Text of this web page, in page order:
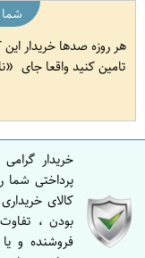
هر روزه صدها خریدار این
تامین کنید واقعا جای
خریدار
پرداختی
کالای
بودن ،
فروشنده و